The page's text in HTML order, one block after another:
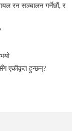
रन सञ्चालन गर्नेछौं, र
एकीकृत हुन्छन्?